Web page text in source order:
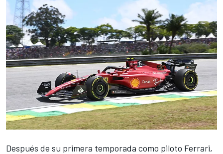
Después de su primera temporada como piloto Ferrari,